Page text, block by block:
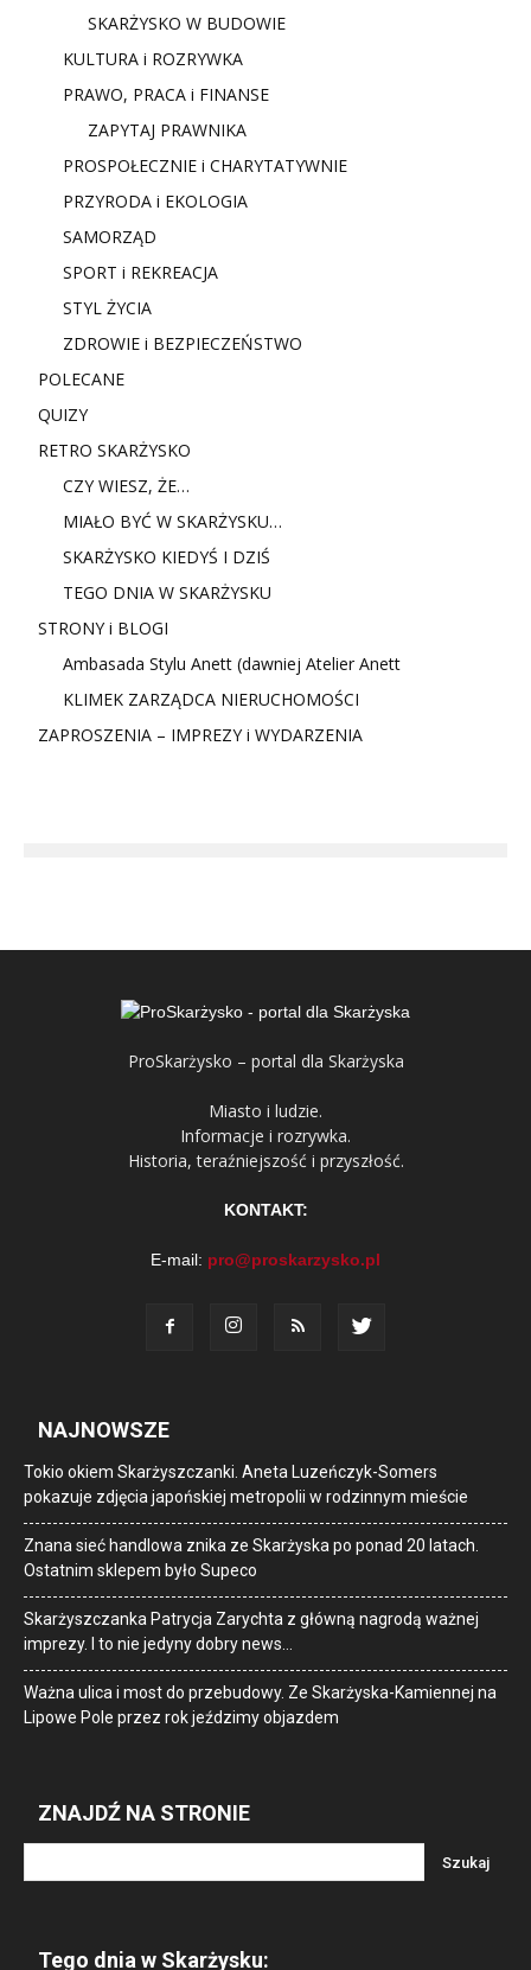
SKARŻYSKO W BUDOWIE
KULTURA i ROZRYWKA
PRAWO, PRACA i FINANSE
ZAPYTAJ PRAWNIKA
PROSPOŁECZNIE i CHARYTATYWNIE
PRZYRODA i EKOLOGIA
SAMORZĄD
SPORT i REKREACJA
STYL ŻYCIA
ZDROWIE i BEZPIECZEŃSTWO
POLECANE
QUIZY
RETRO SKARŻYSKO
CZY WIESZ, ŻE…
MIAŁO BYĆ W SKARŻYSKU…
SKARŻYSKO KIEDYŚ I DZIŚ
TEGO DNIA W SKARŻYSKU
STRONY i BLOGI
Ambasada Stylu Anett (dawniej Atelier Anett
KLIMEK ZARZĄDCA NIERUCHOMOŚCI
ZAPROSZENIA – IMPREZY i WYDARZENIA
ProSkarżysko – portal dla Skarżyska
Miasto i ludzie.
Informacje i rozrywka.
Historia, teraźniejszość i przyszłość.
KONTAKT:
E-mail: pro@proskarzysko.pl
NAJNOWSZE
Tokio okiem Skarżyszczanki. Aneta Luzeńczyk-Somers
pokazuje zdjęcia japońskiej metropolii w rodzinnym mieście
Znana sieć handlowa znika ze Skarżyska po ponad 20 latach.
Ostatnim sklepem było Supeco
Skarżyszczanka Patrycja Zarychta z główną nagrodą ważnej
imprezy. I to nie jedyny dobry news…
Ważna ulica i most do przebudowy. Ze Skarżyska-Kamiennej na
Lipowe Pole przez rok jeździmy objazdem
ZNAJDŹ NA STRONIE
Tego dnia w Skarżysku: